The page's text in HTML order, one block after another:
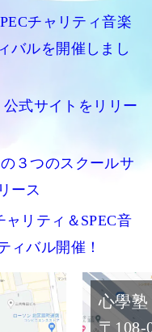
チャリティ音楽
バルを開催しまし
公式サイトをリリー
３つのスクールサ
ース
リティ＆SPEC音
ィバル開催！
心學
〒108-